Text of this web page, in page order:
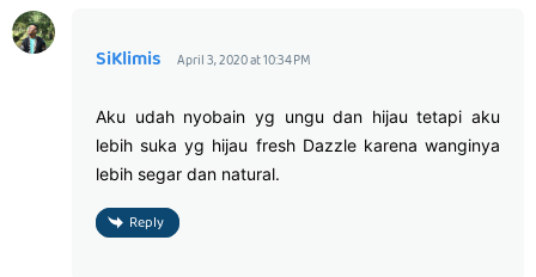
SiKlimis April 3, 2020 at 10:34 PM
Aku udah nyobain yg ungu dan hijau tetapi aku
lebih suka yg hijau fresh Dazzle karena wanginya
lebih segar dan natural.
Reply